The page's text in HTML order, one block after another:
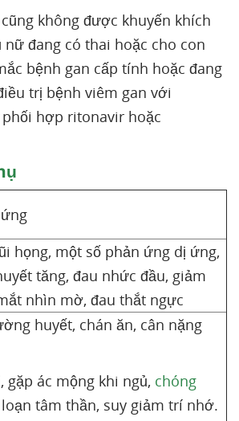
không được khuyến khích
đang có thai hoặc cho con
bệnh gan cấp tính hoặc đang
trị bệnh viêm gan với
hợp ritonavir hoặc
họng, một số phản ứng dị ứng,
tăng, đau nhức đầu, giảm
nhìn mờ, đau thắt ngực
huyết, chán ăn, cân nặng
gặp ác mộng khi ngủ, chóng
tâm thần, suy giảm trí nhớ.